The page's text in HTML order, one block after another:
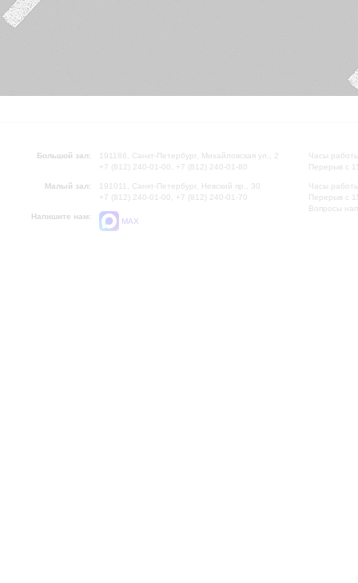
Большой зал:
191186, Санкт-Петербург, Михайловская ул., 2
+7 (812) 240-01-00, +7 (812) 240-01-80
Малый зал:
191011, Санкт-Петербург, Невский пр., 30
+7 (812) 240-01-00, +7 (812) 240-01-70
Напишите нам:
MAX
Часы
Перерыв с
Часы
Перерыв с
Вопросы